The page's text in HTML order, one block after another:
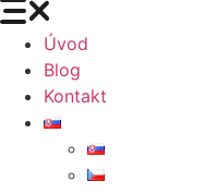
Úvod
Blog
Kontakt